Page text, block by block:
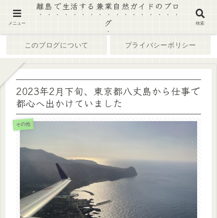
このブログについて プライバシーポリシー
2023年2月下旬、東京都八丈島から仕事で
都心へ出かけていました
その他
メニュー
離島で生活する兼業自然ガイドのブロ
グ
検索